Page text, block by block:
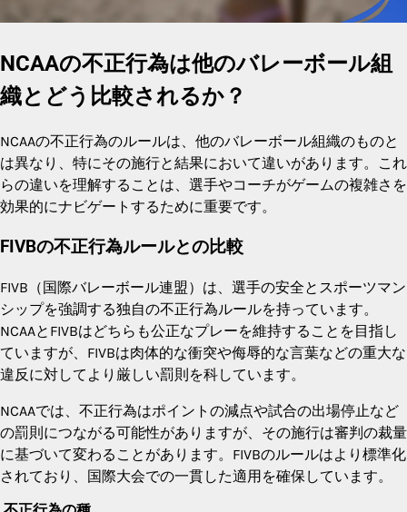
NCAAの不正行為は他のバレーボール組
織とどう比較されるか？
NCAAの不正行為のルールは、他のバレーボール組織のものと
は異なり、特にその施行と結果において違いがあります。これ
らの違いを理解することは、選手やコーチがゲームの複雑さを
効果的にナビゲートするために重要です。
FIVBの不正行為ルールとの比較
FIVB（国際バレーボール連盟）は、選手の安全とスポーツマン
シップを強調する独自の不正行為ルールを持っています。
NCAAとFIVBはどちらも公正なプレーを維持することを目指し
ていますが、FIVBは肉体的な衝突や侮辱的な言葉などの重大な
違反に対してより厳しい罰則を科しています。
NCAAでは、不正行為はポイントの減点や試合の出場停止など
の罰則につながる可能性がありますが、その施行は審判の裁量
に基づいて変わることがあります。FIVBのルールはより標準化
されており、国際大会での一貫した適用を確保しています。